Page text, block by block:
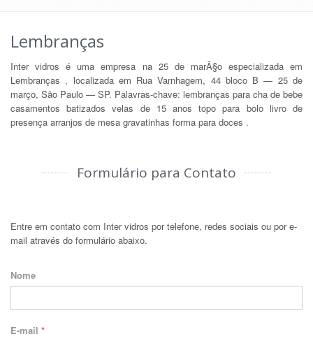
Lembranças
Inter vidros é uma empresa na 25 de marÃ§o especializada em
Lembranças , localizada em Rua Varnhagem, 44 bloco B — 25 de
março, São Paulo — SP. Palavras-chave: lembranças para cha de bebe
casamentos batizados velas de 15 anos topo para bolo livro de
presença arranjos de mesa gravatinhas forma para doces .
Formulário para Contato
Entre em contato com Inter vidros por telefone, redes sociais ou por e-
mail através do formulário abaixo.
Nome
E-mail *